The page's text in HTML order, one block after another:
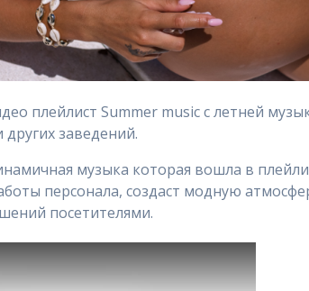
плейлист Summer music с летней
заведений.
музыка которая вошла в
персонала, создаст модную
посетителями.